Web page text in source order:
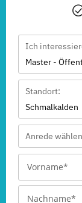
Ich
Master -
Standort:
Schmalkalden
Anrede